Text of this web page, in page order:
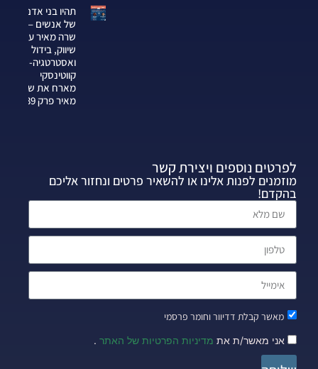
תהיו בני אדם
של אנשים —
שרה מאיר על
שיווק, בידול
ואסטרטגיה-צחי
קווטינסקי
מארח את שרה
מאיר פרק 339
לפרטים נוספים ויצירת קשר
מוזמנים לפנות אלינו או להשאיר פרטים ונחזור אליכם
בהקדם!
מאשר קבלת דדיוור וחומר פרסמי
אני מאשר/ת את מדיניות הפרטיות של האתר .